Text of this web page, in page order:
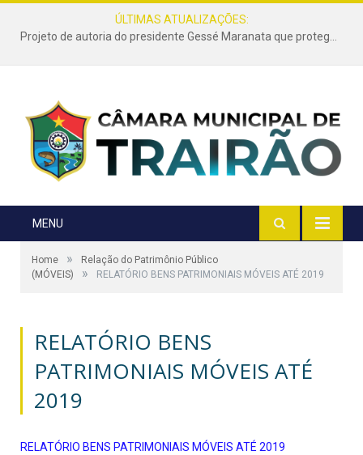
ÚLTIMAS ATUALIZAÇÕES:
Projeto de autoria do presidente Gessé Maranata que protege as estradas vicinais de Trairão é transformado em lei
MENU
Home »
Relação do Patrimônio Público
(MÓVEIS)
» RELATÓRIO BENS PATRIMONIAIS MÓVEIS ATÉ 2019
RELATÓRIO BENS
PATRIMONIAIS MÓVEIS ATÉ
2019
RELATÓRIO BENS PATRIMONIAIS MÓVEIS ATÉ 2019